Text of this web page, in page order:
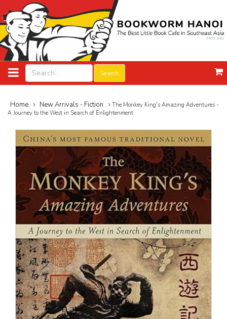
Search
Home New Arrivals - Fiction
The Monkey King's Amazing Adventures -
A Journey to the West in Search of Enlightenment